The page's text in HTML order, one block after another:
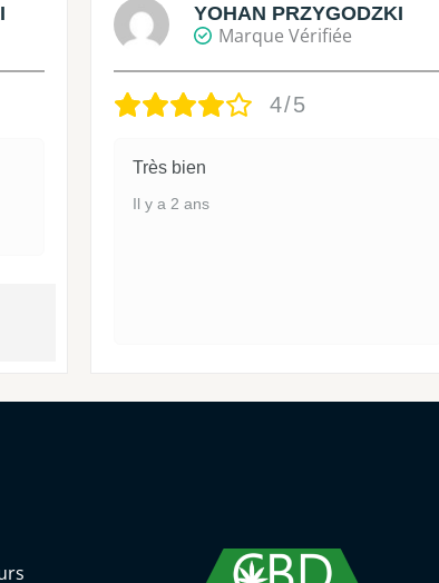
YOHAN PRZYGODZKI
Marque Vérifiée
4/5
Très bien
Il y a 2 ans